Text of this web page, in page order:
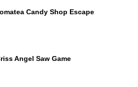
Candy Shop Escape
Angel Saw Game